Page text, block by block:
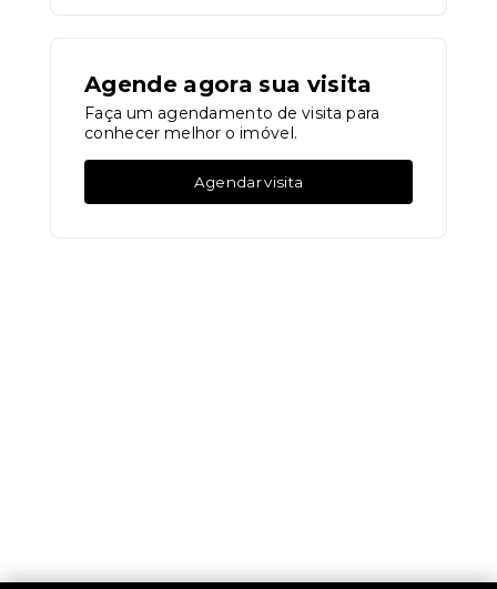
Agende agora sua visita
Faça um agendamento de visita para
conhecer melhor o imóvel.
Agendar visita